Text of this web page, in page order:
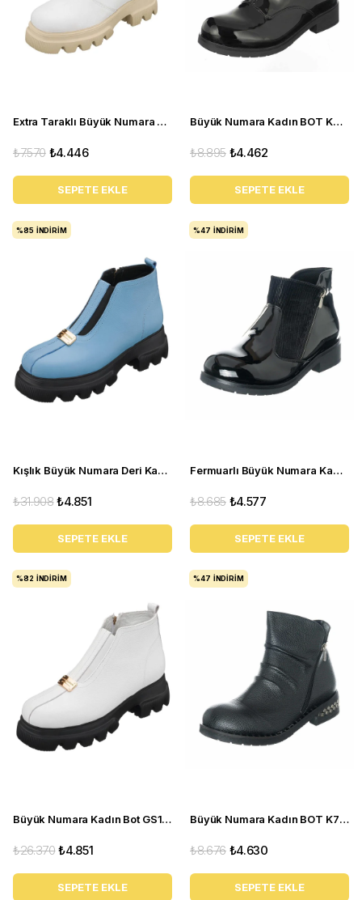
Extra Taraklı Büyük Numara Kadın BOT Gaye1003 Beyaz
₺4.446
₺7.570
SEPETE EKLE
Büyük Numara Kadın BOT K902 Siyah rugan
₺4.462
₺8.895
SEPETE EKLE
Kışlık Büyük Numara Deri Kadın BOT GS1313 Bebe Mavi
₺4.851
₺31.908
SEPETE EKLE
%85 İNDIRIM
Fermuarlı Büyük Numara Kadın Bot K505 Siyah
₺4.577
₺8.685
SEPETE EKLE
%47 İNDIRIM
Büyük Numara Kadın Bot GS1313 Beyaz
₺4.851
₺26.370
SEPETE EKLE
%82 İNDIRIM
Büyük Numara Kadın BOT K731 siyah
₺4.630
₺8.676
SEPETE EKLE
%47 İNDIRIM